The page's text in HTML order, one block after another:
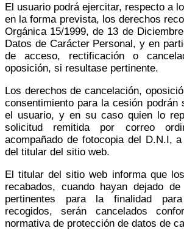
El usuario podrá ejercitar, respecto a
en la forma prevista, los derechos
Orgánica 15/1999, de 13 de
Datos de Carácter Personal, y en
de acceso, rectificación o
oposición, si resultase pertinente.
Los derechos de cancelación,
consentimiento para la cesión podrán
el usuario, y en su caso quien lo
solicitud remitida por correo
acompañado de fotocopia del D.N.I,
del titular del sitio web.
El titular del sitio web informa que
recabados, cuando hayan dejado
pertinentes para la finalidad
recogidos, serán cancelados
normativa de protección de datos de